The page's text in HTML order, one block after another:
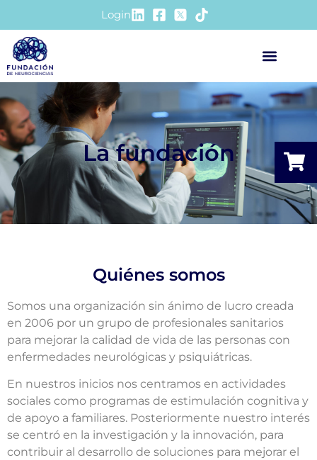
Login
La fundación
Quiénes somos
Somos una organización sin ánimo de lucro creada
en 2006 por un grupo de profesionales sanitarios
para mejorar la calidad de vida de las personas con
enfermedades neurológicas y psiquiátricas.
En nuestros inicios nos centramos en actividades
sociales como programas de estimulación cognitiva y
de apoyo a familiares. Posteriormente nuestro interés
se centró en la investigación y la innovación, para
contribuir al desarrollo de soluciones para mejorar el